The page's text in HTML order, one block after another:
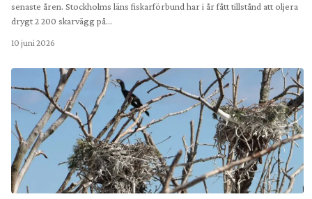
senaste åren. Stockholms läns fiskarförbund har i år fått tillstånd att oljera
drygt 2 200 skarvägg på…
10 juni 2026